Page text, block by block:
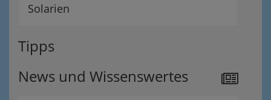
Solarien
Tipps
News und Wissenswertes